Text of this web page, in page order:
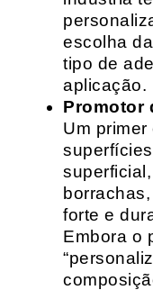
escolha
tipo de
aplicação.
Promotor
Um
forte e
Embora o